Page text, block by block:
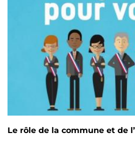
Le rôle de la commune et de